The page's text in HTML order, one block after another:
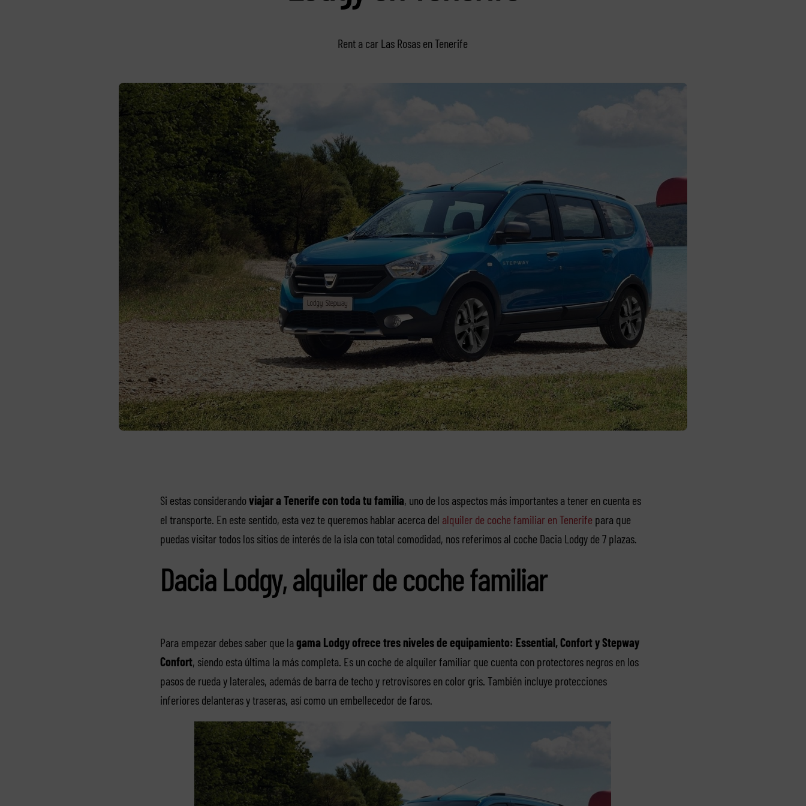
Rent a car Las Rosas en Tenerife
Si estas considerando viajar a Tenerife con toda tu familia, uno de los aspectos más importantes a tener en cuenta es
el transporte. En este sentido, esta vez te queremos hablar acerca del alquiler de coche familiar en Tenerife para que
puedas visitar todos los sitios de interés de la isla con total comodidad, nos referimos al coche Dacia Lodgy de 7 plazas.
Dacia Lodgy, alquiler de coche familiar
Para empezar debes saber que la gama Lodgy ofrece tres niveles de equipamiento: Essential, Confort y Stepway
Confort, siendo esta última la más completa. Es un coche de alquiler familiar que cuenta con protectores negros en los
pasos de rueda y laterales, además de barra de techo y retrovisores en color gris. También incluye protecciones
inferiores delanteras y traseras, así como un embellecedor de faros.